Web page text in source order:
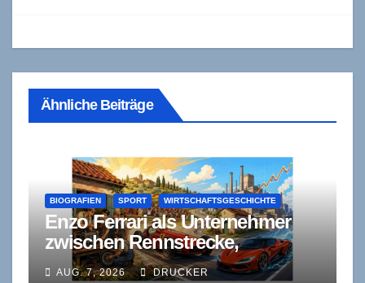
Ähnliche Beiträge
BIOGRAFIEN SPORT WIRTSCHAFTSGESCHICHTE
Enzo Ferrari als Unternehmer
zwischen Rennstrecke,
Kapitalnot und Autonomie
AUG. 7, 2026 DRUCKER